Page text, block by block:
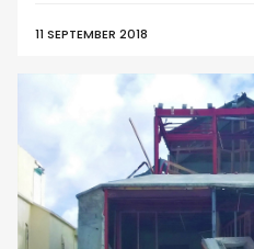
11 SEPTEMBER 2018